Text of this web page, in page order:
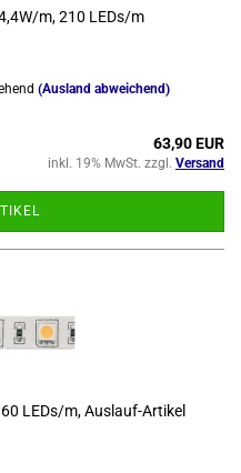
m, 210 LEDs/m
(Ausland abweichend)
63,90 EUR
inkl. 19% MwSt. zzgl. Versand
LEDs/m, Auslauf-​​Ar­ti­kel